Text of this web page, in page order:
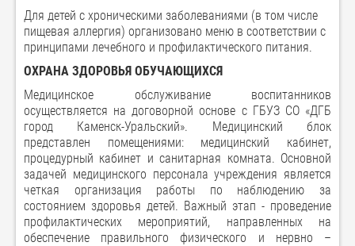
Для детей с хроническими заболеваниями (в том числе
пищевая аллергия) организовано меню в соответствии с
принципами лечебного и профилактического питания.
ОХРАНА ЗДОРОВЬЯ ОБУЧАЮЩИХСЯ
Медицинское обслуживание воспитанников
осуществляется на договорной основе с ГБУЗ СО «ДГБ
город Каменск-Уральский». Медицинский блок
представлен помещениями: медицинский кабинет,
процедурный кабинет и санитарная комната. Основной
задачей медицинского персонала учреждения является
четкая организация работы по наблюдению за
состоянием здоровья детей. Важный этап - проведение
профилактических мероприятий, направленных на
обеспечение правильного физического и нервно –